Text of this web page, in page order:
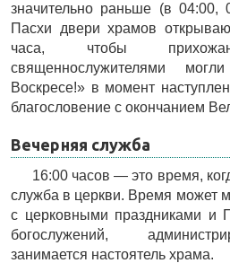
значительно раньше (в 04:00,
Пасхи двери храмов
часа, чтобы
священнослужителями
Воскресе!» в момент
благословение с окончанием
Вечерняя служба
16:00 часов — это время,
служба в церкви. Время может
с церковными праздниками и
богослужений,
занимается настоятель храма.